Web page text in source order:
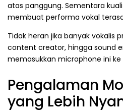
atas panggung. Sementara
membuat performa vokal
Tidak heran jika banyak vokalis
content creator, hingga sound
memasukkan microphone ini
Pengalaman
yang Lebih